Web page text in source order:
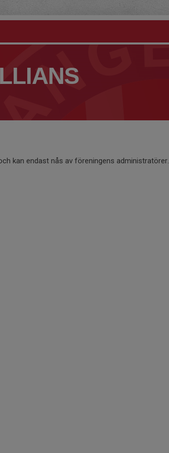
kan endast nås av föreningens administratörer.